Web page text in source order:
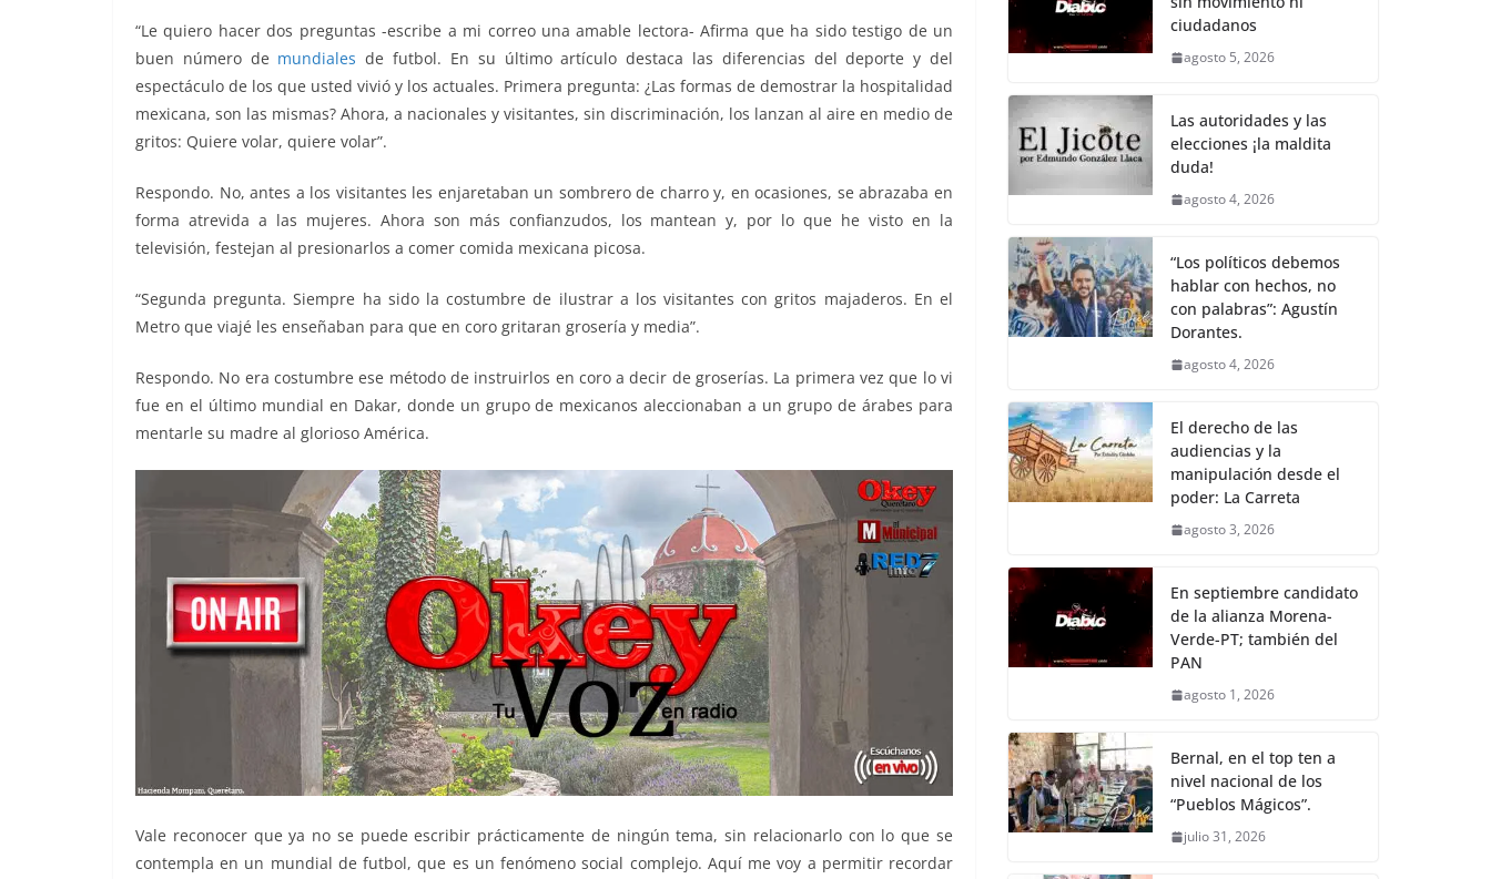
o
k
k
“Le quiero hacer dos preguntas -escribe a mi correo una amable lectora- Afirma que ha sido testigo de un
buen número de mundiales de futbol. En su último artículo destaca las diferencias del deporte y del
espectáculo de los que usted vivió y los actuales. Primera pregunta: ¿Las formas de demostrar la hospitalidad
mexicana, son las mismas? Ahora, a nacionales y visitantes, sin discriminación, los lanzan al aire en medio de
gritos: Quiere volar, quiere volar”.
Respondo. No, antes a los visitantes les enjaretaban un sombrero de charro y, en ocasiones, se abrazaba en
forma atrevida a las mujeres. Ahora son más confianzudos, los mantean y, por lo que he visto en la
televisión, festejan al presionarlos a comer comida mexicana picosa.
“Segunda pregunta. Siempre ha sido la costumbre de ilustrar a los visitantes con gritos majaderos. En el
Metro que viajé les enseñaban para que en coro gritaran grosería y media”.
Respondo. No era costumbre ese método de instruirlos en coro a decir de groserías. La primera vez que lo vi
fue en el último mundial en Dakar, donde un grupo de mexicanos aleccionaban a un grupo de árabes para
mentarle su madre al glorioso América.
Vale reconocer que ya no se puede escribir prácticamente de ningún tema, sin relacionarlo con lo que se
contempla en un mundial de futbol, que es un fenómeno social complejo. Aquí me voy a permitir recordar
b
o
o
k
A
p
Li
n
a
ciudadanos
agosto 5, 2026
Las autoridades y las
elecciones ¡la maldita
duda!
agosto 4, 2026
“Los políticos debemos
hablar con hechos, no
con palabras”: Agustín
Dorantes.
agosto 4, 2026
El derecho de las
audiencias y la
manipulación desde el
poder: La Carreta
agosto 3, 2026
En septiembre candidato
de la alianza Morena-
Verde-PT; también del
PAN
agosto 1, 2026
Bernal, en el top ten a
nivel nacional de los
“Pueblos Mágicos”.
julio 31, 2026